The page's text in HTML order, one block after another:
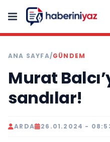
ANA SAYFA/GÜNDEM
Murat
sandılar!
ARDA 26.01.2024 -